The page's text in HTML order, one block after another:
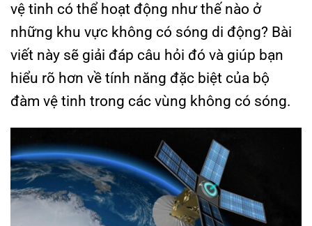
vệ tinh có thể hoạt động như thế nào ở
những khu vực không có sóng di động? Bài
viết này sẽ giải đáp câu hỏi đó và giúp bạn
hiểu rõ hơn về tính năng đặc biệt của bộ
đàm vệ tinh trong các vùng không có sóng.